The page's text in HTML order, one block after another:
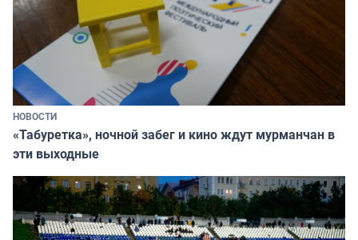
НОВОСТИ
«Табуретка», ночной забег и кино ждут мурманчан в
эти выходные